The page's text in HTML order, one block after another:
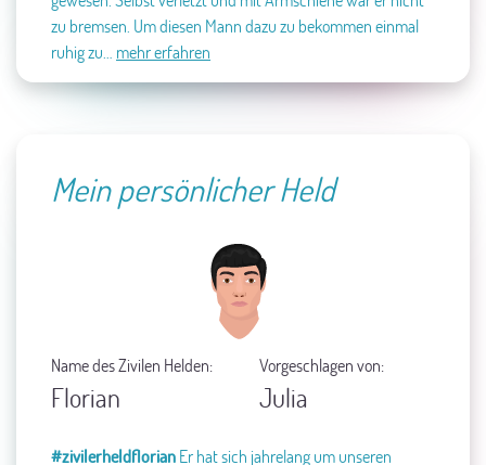
zu bremsen. Um diesen Mann dazu zu bekommen einmal
ruhig zu…
mehr erfahren
Mein persönlicher Held
Name des Zivilen Helden:
Florian
Vorgeschlagen von:
Julia
#zivilerheldflorianEr hat sich jahrelang um unseren